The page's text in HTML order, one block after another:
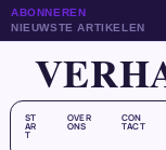
ABONNEREN
NIEUWSTE ARTIKELEN
ST
AR
T
OVER
ONS
CON
TACT